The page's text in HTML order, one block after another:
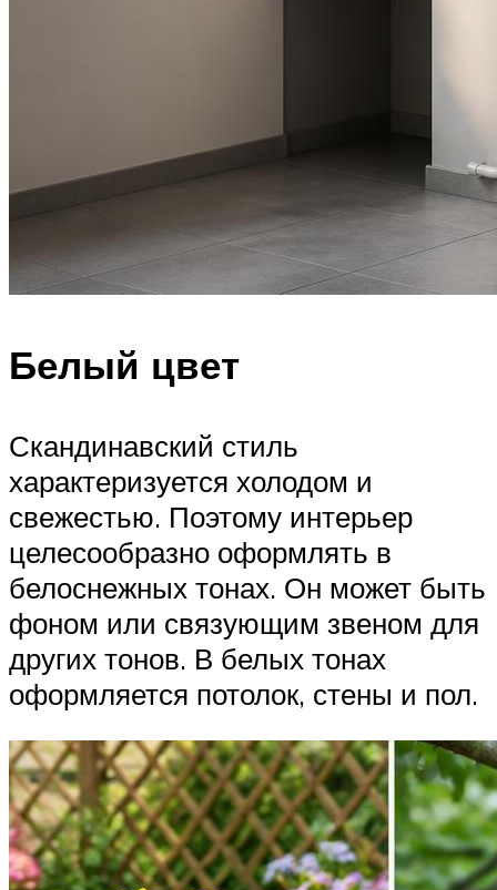
Белый цвет
Скандинавский стиль
характеризуется холодом и
свежестью. Поэтому интерьер
целесообразно оформлять в
белоснежных тонах. Он может быть
фоном или связующим звеном для
других тонов. В белых тонах
оформляется потолок, стены и пол.